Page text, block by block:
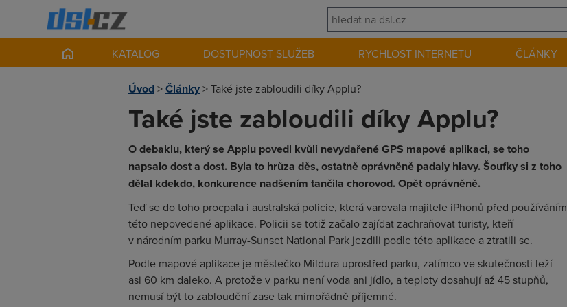
KATALOG DOSTUPNOST SLUŽEB RYCHLOST INTERNETU ČLÁNKY
Úvod>Články>Také jste zabloudili díky Applu?
Také jste zabloudili díky Applu?
O debaklu, který se Applu povedl kvůli nevydařené GPS mapové aplikaci, se toho
napsalo dost a dost. Byla to hrůza děs, ostatně oprávněně padaly hlavy. Šoufky si z toho
dělal kdekdo, konkurence nadšením tančila chorovod. Opět oprávněně.
Teď se do toho procpala i australská policie, která varovala majitele iPhonů před používáním
této nepovedené aplikace. Policii se totiž začalo zajídat zachraňovat turisty, kteří
v národním parku Murray-Sunset National Park jezdili podle této aplikace a ztratili se.
Podle mapové aplikace je městečko Mildura uprostřed parku, zatímco ve skutečnosti leží
asi 60 km daleko. A protože v parku není voda ani jídlo, a teploty dosahují až 45 stupňů,
nemusí být to zabloudění zase tak mimořádně příjemné.